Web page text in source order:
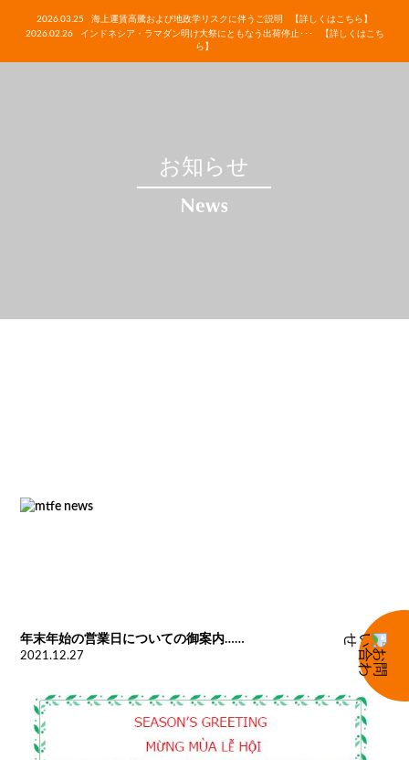
2026.03.25 海上運賃高騰および地政学リスクに伴うご説明
【詳しくはこちら】
2026.02.26
インドネシア・ラマダン明け大祭にともなう出荷停止･･･
【詳しくはこち
ら】
お知らせ
年末年始の営業日についての御案内……
2021.12.27